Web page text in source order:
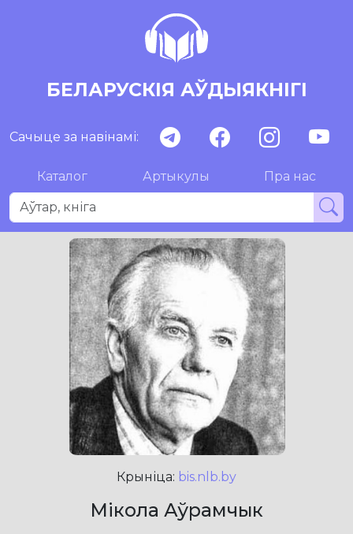
БЕЛАРУСКІЯ АЎДЫЯКНІГІ
Сачыце за навінамі:
Каталог Артыкулы Пра нас
Крыніца: bis.nlb.by
Мікола Аўрамчык